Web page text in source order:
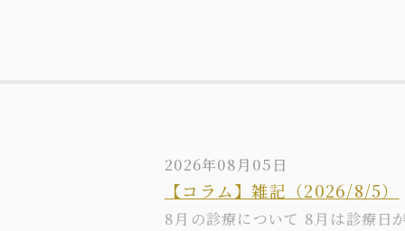
2026年08月05日
【コラム】雑記（2026/8/5）
8月の診療について 8月は診療日